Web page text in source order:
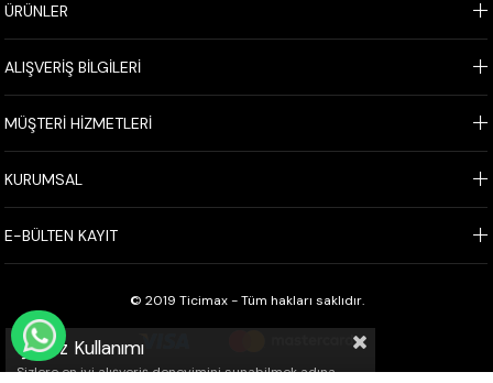
ÜRÜNLER
ALIŞVERİŞ BİLGİLERİ
MÜŞTERİ HİZMETLERİ
KURUMSAL
E-BÜLTEN KAYIT
© 2019 Ticimax - Tüm hakları saklıdır.
Çerez Kullanımı
Sizlere en iyi alışveriş deneyimini sunabilmek adına